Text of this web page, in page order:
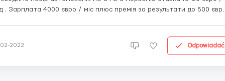
результати до 500 євро /
02-2022 Odpowiadać